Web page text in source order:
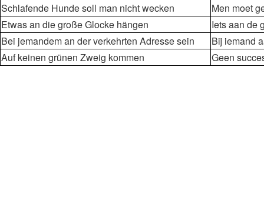
Schlafende Hunde soll man nicht wecken
Men moet
Etwas an die große Glocke hängen
Iets aan de
Bei jemandem an der verkehrten Adresse sein
Bij iemand
Auf keinen grünen Zweig kommen
Geen